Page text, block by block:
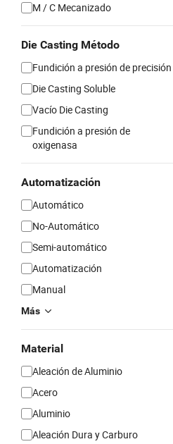
M / C Mecanizado
Die Casting Método
Fundición a presión de precisión
Die Casting Soluble
Vacío Die Casting
Fundición a presión de
oxigenasa
Automatización
Automático
No-Automático
Semi-automático
Automatización
Manual
Más
Material
Aleación de Aluminio
Acero
Aluminio
Aleación Dura y Carburo